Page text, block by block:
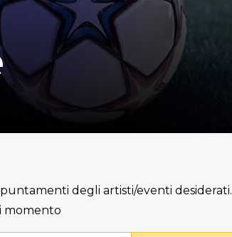
degli artisti/eventi desiderati.
momento